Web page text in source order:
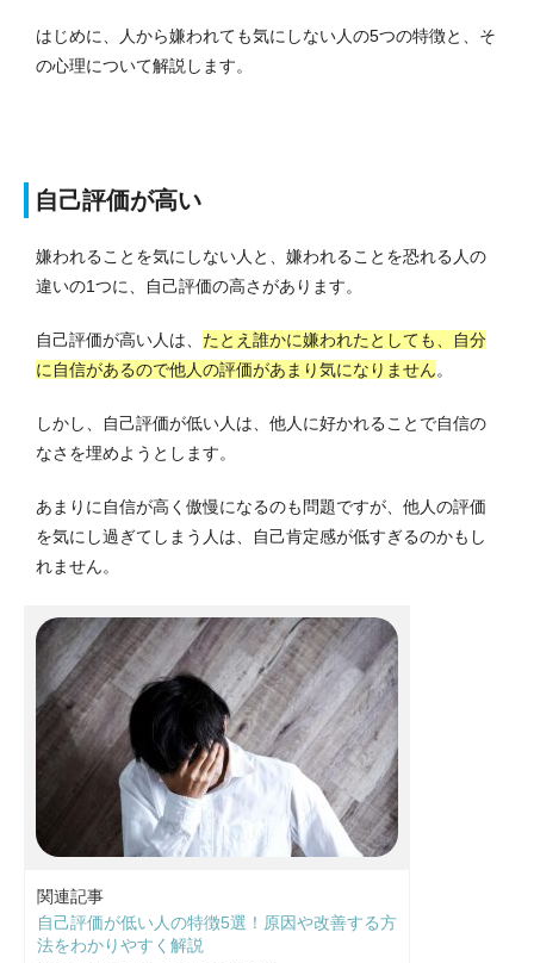
はじめに、人から嫌われても気にしない人の5つの特徴と、そ
の心理について解説します。
自己評価が高い
嫌われることを気にしない人と、嫌われることを恐れる人の
違いの1つに、自己評価の高さがあります。
自己評価が高い人は、 たとえ誰かに嫌われたとしても、自分
に自信があるので他人の評価があまり気になりません。
しかし、自己評価が低い人は、他人に好かれることで自信の
なさを埋めようとします。
あまりに自信が高く傲慢になるのも問題ですが、他人の評価
を気にし過ぎてしまう人は、自己肯定感が低すぎるのかもし
れません。
関連記事
自己評価が低い人の特徴5選！原因や改善する方
法をわかりやすく解説